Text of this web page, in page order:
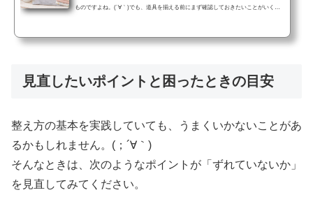
ものですよね。(´∀｀)でも、道具を揃える前にまず確認しておきたいことがいくつ
トから道具の選び方まで、わかりやすくご紹介します。まず確認したいこと「子猫
見直したいポイントと困ったときの目安
整え方の基本を実践していても、うまくいかないことがあ
るかもしれません。(；´∀｀)
そんなときは、次のようなポイントが「ずれていないか」
を見直してみてください。